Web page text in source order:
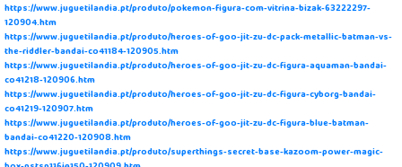
https://www.juguetilandia.pt/produto/pokemon-figura-com-vitrina-bizak-63222297-
120904.htm
https://www.juguetilandia.pt/produto/heroes-of-goo-jit-zu-dc-pack-metallic-batman-vs-
the-riddler-bandai-co41184-120905.htm
https://www.juguetilandia.pt/produto/heroes-of-goo-jit-zu-dc-figura-aquaman-bandai-
co41218-120906.htm
https://www.juguetilandia.pt/produto/heroes-of-goo-jit-zu-dc-figura-cyborg-bandai-
co41219-120907.htm
https://www.juguetilandia.pt/produto/heroes-of-goo-jit-zu-dc-figura-blue-batman-
bandai-co41220-120908.htm
https://www.juguetilandia.pt/produto/superthings-secret-base-kazoom-power-magic-